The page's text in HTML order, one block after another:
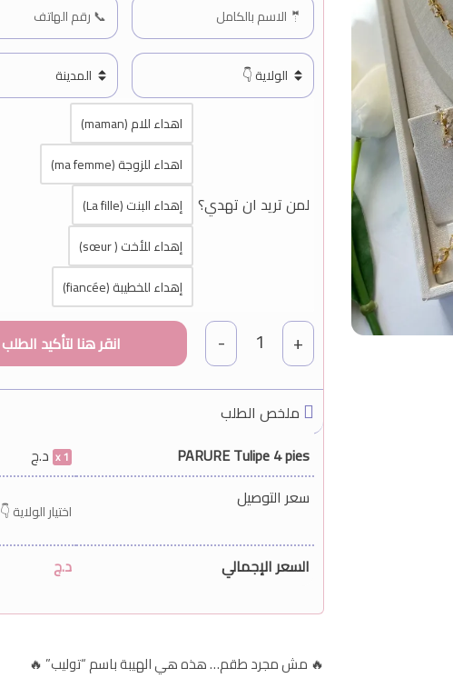
لمن تريد ان تهدي؟
اهداء للام (maman)
اهداء للزوجة (ma femme)
إهداء البنت (La fille)
إهداء للأخت ( sœur)
إهداء للخطيبة (fiancée)
+
1
-
ملخص الطلب
PARURE Tulipe 4 pies
1
د.ج
سعر التوصيل
اختيار الولاية 👇
السعر الإجمالي د.ج
🔥 مش مجرد طقم… هذه هي الهيبة باسم “توليب” 🔥